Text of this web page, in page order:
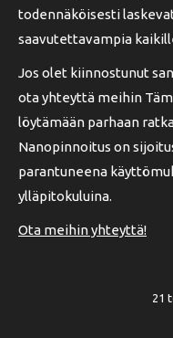
todennäköisesti
saavutettavampia
Jos olet kiinnostunut
ota yhteyttä meihin
löytämään parhaan
Nanopinnoitus on
parantuneena
ylläpitokuluina.
Ota meihin yhteyttä!
21